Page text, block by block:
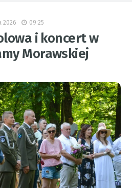
2026 09:25
i koncert w
Morawskiej